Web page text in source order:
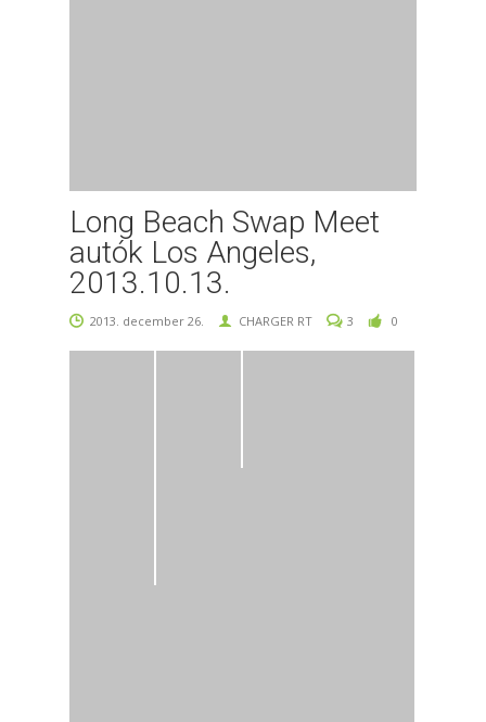
Long Beach Swap Meet
autók Los Angeles,
2013.10.13.
2013. december 26. CHARGER RT 3 0